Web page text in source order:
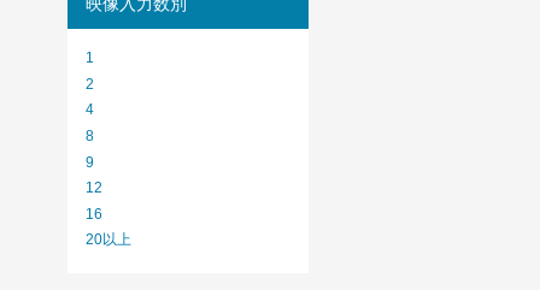
1
2
4
8
9
12
16
20以上